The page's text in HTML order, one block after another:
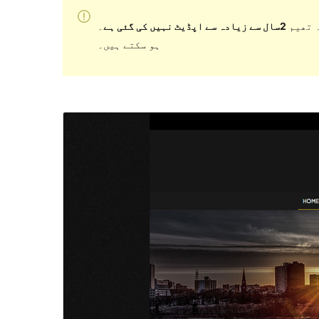
تھیم 2سال سے زیادہ سے اپڈیٹ نہیں کی گئی ہے
ہو سکتے ہیں۔